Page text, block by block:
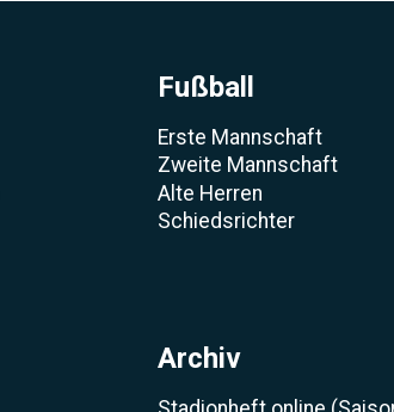
Fußball
Erste Mannschaft
Zweite Mannschaft
Alte Herren
Schiedsrichter
Archiv